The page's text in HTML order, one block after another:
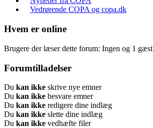
Vedrørende COPA og copa.dk
Hvem er online
Brugere der læser dette forum: Ingen og 1 gæst
Forumtilladelser
Du kan ikke skrive nye emner
Du kan ikke besvare emner
Du kan ikke redigere dine indlæg
Du kan ikke slette dine indlæg
Du kan ikke vedhæfte filer